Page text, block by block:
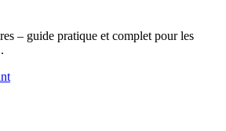
– guide pratique et complet pour les